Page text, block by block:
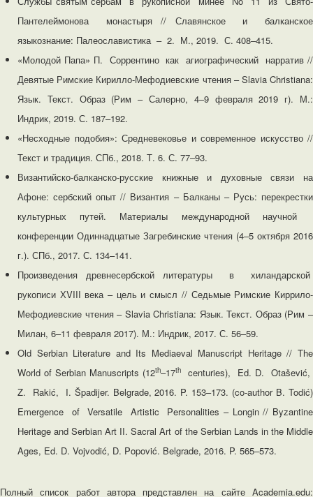
Пантелеймонова монастыря // Славянское и балканское
языкознание: Палеославистика ‒ 2. М., 2019. С. 408‒415.
«Молодой Папа» П. Соррентино как агиографический нарратив //
Девятые Римские Кирилло-Мефодиевские чтения – Slavia Christiana:
Язык. Текст. Образ (Рим – Салерно, 4–9 февраля 2019 г). М.:
Индрик, 2019. С. 187‒192.
«Несходные подобия»: Средневековье и современное искусство //
Текст и традиция. СПб., 2018. Т. 6. С. 77‒93.
Византийско-балканско-русские книжные и духовные связи на
Афоне: сербский опыт // Византия – Балканы – Русь: перекрестки
культурных путей. Материалы международной научной
конференции Одиннадцатые Загребинские чтения (4–5 октября 2016
г.). СПб., 2017. С. 134–141.
Произведения древнесербской литературы в хиландарской
рукописи ХVIII века – цель и смысл // Седьмые Римские Киррило-
Мефодиевские чтения – Slavia Christiana: Язык. Текст. Образ (Рим –
Милан, 6–11 февраля 2017). М.: Индрик, 2017. С. 56–59.
Old Serbian Literature and Its Mediaeval Manuscript Heritage // The
World of Serbian Manuscripts (12th–17th
centuries), Ed. D. Otašević,
Z. Rakić, I. Špadijer. Belgrade, 2016. P. 153–173. (co-author B. Todić)
Emergence of Versatile Artistic Personalities – Longin // Byzantine
Heritage and Serbian Art II. Sacral Art of the Serbian Lands in the Middle
Ages, Ed. D. Vojvodić, D. Popović. Belgrade, 2016. P. 565–573.
Полный список работ автора представлен на сайте Academia.edu: